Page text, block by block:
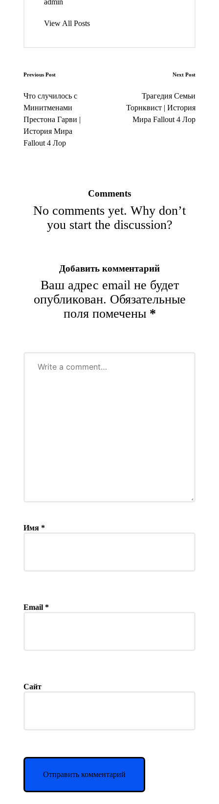
admin
View All Posts
Post
navigation
Previous Post
Что случилось с
Минитменами
Престона Гарви |
История Мира
Fallout 4 Лор
Next Post
Трагедия Семьи
Торнквист | История
Мира Fallout 4 Лор
Comments
No comments yet. Why don’t
you start the discussion?
Добавить комментарий
Ваш адрес email не будет
опубликован. Обязательные
поля помечены *
Имя *
Email *
Сайт